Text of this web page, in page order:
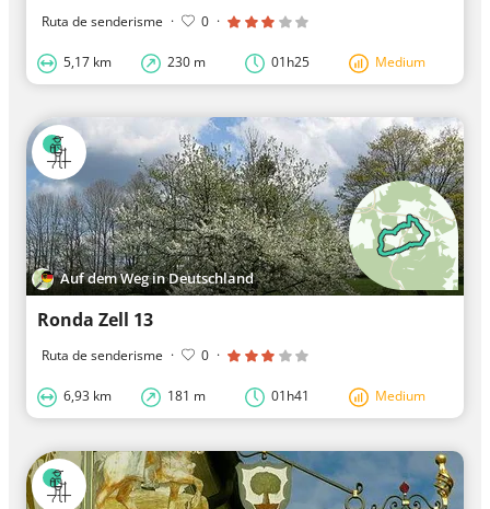
Ruta de senderisme · 0 ·
5,17 km 230 m 01h25 Medium
Auf dem Weg in Deutschland
Ronda Zell 13
Ruta de senderisme · 0 ·
6,93 km 181 m 01h41 Medium